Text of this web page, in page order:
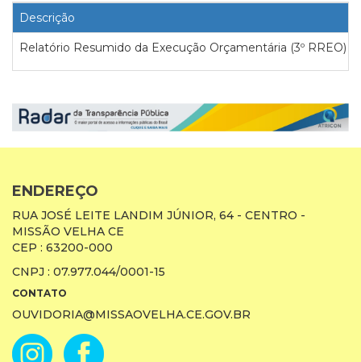
Descrição
Relatório Resumido da Execução Orçamentária (3º RREO)
ENDEREÇO
RUA JOSÉ LEITE LANDIM JÚNIOR, 64 - CENTRO -
MISSÃO VELHA CE
CEP : 63200-000
CNPJ : 07.977.044/0001-15
CONTATO
OUVIDORIA@MISSAOVELHA.CE.GOV.BR